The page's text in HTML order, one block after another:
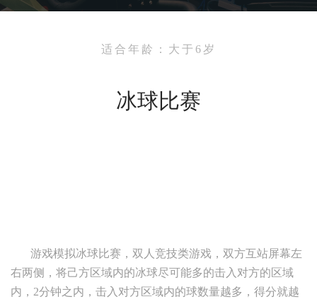
适合年龄：大于6岁
冰球比赛
游戏模拟冰球比赛，双人竞技类游戏，双方互站屏幕左
右两侧，将己方区域内的冰球尽可能多的击入对方的区域
内，2分钟之内，击入对方区域内的球数量越多，得分就越